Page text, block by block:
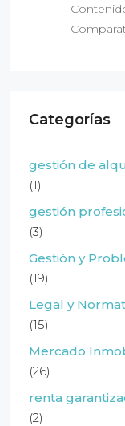
Categorías
gestión de
(1)
gestión
(3)
Gestión y
(19)
Legal y
(15)
Mercado
(26)
renta
(2)